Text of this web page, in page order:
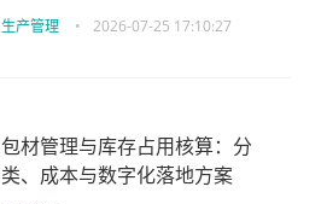
生产管理 • 2026-07-25 17:10:27
包材管理与库存占用核算：分
类、成本与数字化落地方案